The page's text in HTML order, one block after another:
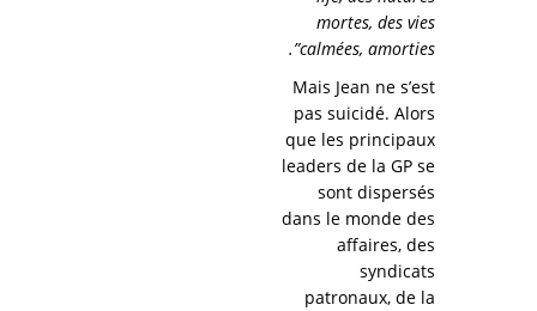
mortes, des vies
calmées, amorties”.
Mais Jean ne s’est
pas suicidé. Alors
que les principaux
leaders de la GP se
sont dispersés
dans le monde des
affaires, des
syndicats
patronaux, de la